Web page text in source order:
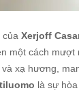
của Xerjoff
một cách
xạ hương,
là sự